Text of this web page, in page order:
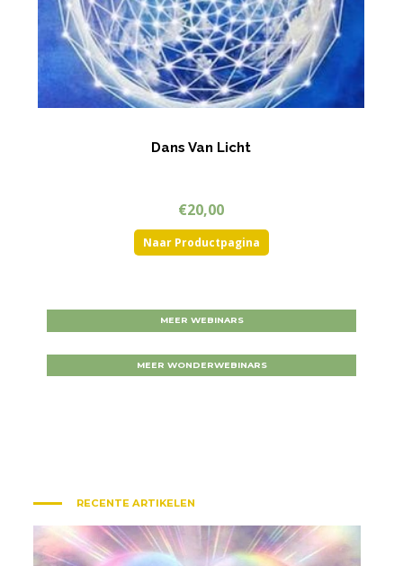
Dans Van Licht
€20,00
Naar Productpagina
MEER WEBINARS
MEER WONDERWEBINARS
RECENTE ARTIKELEN